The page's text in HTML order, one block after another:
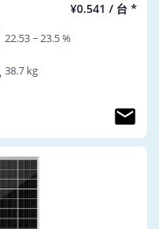
¥0.541 / 台 *
22.53 ~ 23.5 %
38.7 kg